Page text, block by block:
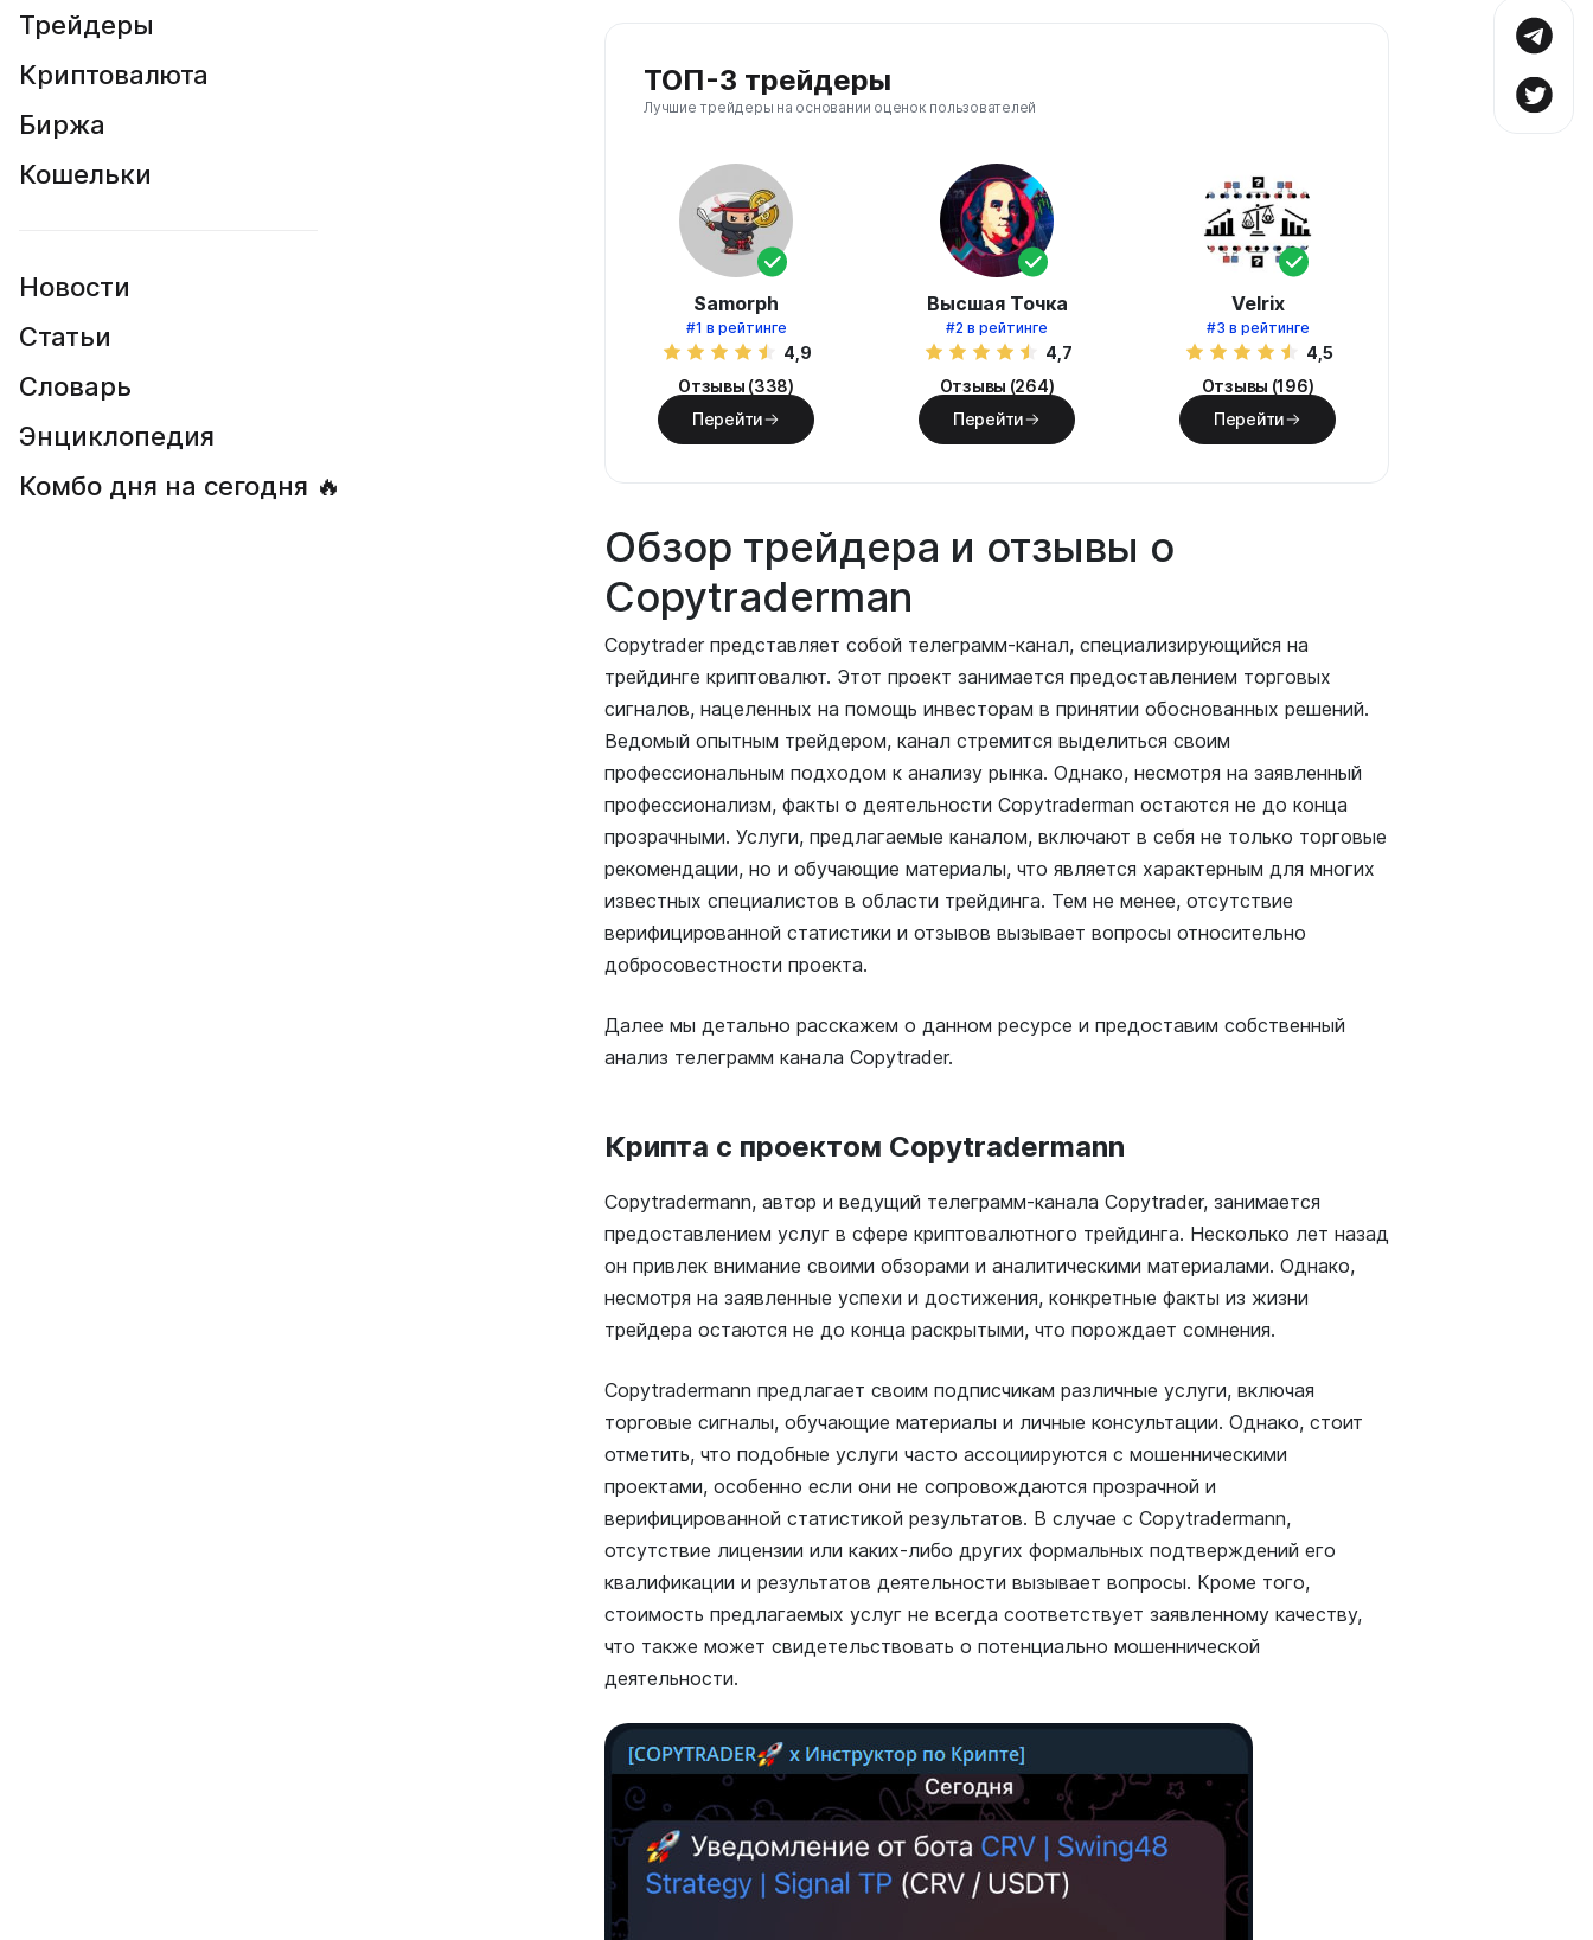
Трейдеры
Криптовалюта
Биржа
Кошельки
Новости
Статьи
Словарь
Энциклопедия
Комбо дня на сегодня 🔥
ТОП-3 трейдеры
Лучшие трейдеры на основании оценок пользователей
Samorph
#1 в рейтинге
4,9
Отзывы (338)
Перейти
Высшая Точка
#2 в рейтинге
4,7
Отзывы (264)
Перейти
Velrix
#3 в рейтинге
4,5
Отзывы (196)
Перейти
Обзор трейдера и отзывы о
Copytraderman
Copytrader представляет собой телеграмм-канал, специализирующийся на
трейдинге криптовалют. Этот проект занимается предоставлением торговых
сигналов, нацеленных на помощь инвесторам в принятии обоснованных решений.
Ведомый опытным трейдером, канал стремится выделиться своим
профессиональным подходом к анализу рынка. Однако, несмотря на заявленный
профессионализм, факты о деятельности Copytraderman остаются не до конца
прозрачными. Услуги, предлагаемые каналом, включают в себя не только торговые
рекомендации, но и обучающие материалы, что является характерным для многих
известных специалистов в области трейдинга. Тем не менее, отсутствие
верифицированной статистики и отзывов вызывает вопросы относительно
добросовестности проекта.
Далее мы детально расскажем о данном ресурсе и предоставим собственный
анализ телеграмм канала Copytrader.
Крипта с проектом Copytradermann
Copytradermann, автор и ведущий телеграмм-канала Copytrader, занимается
предоставлением услуг в сфере криптовалютного трейдинга. Несколько лет назад
он привлек внимание своими обзорами и аналитическими материалами. Однако,
несмотря на заявленные успехи и достижения, конкретные факты из жизни
трейдера остаются не до конца раскрытыми, что порождает сомнения.
Copytradermann предлагает своим подписчикам различные услуги, включая
торговые сигналы, обучающие материалы и личные консультации. Однако, стоит
отметить, что подобные услуги часто ассоциируются с мошенническими
проектами, особенно если они не сопровождаются прозрачной и
верифицированной статистикой результатов. В случае с Copytradermann,
отсутствие лицензии или каких-либо других формальных подтверждений его
квалификации и результатов деятельности вызывает вопросы. Кроме того,
стоимость предлагаемых услуг не всегда соответствует заявленному качеству,
что также может свидетельствовать о потенциально мошеннической
деятельности.